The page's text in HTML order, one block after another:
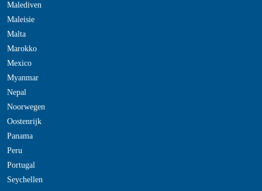
Malediven
Maleisie
Malta
Marokko
Mexico
Myanmar
Nepal
Noorwegen
Oostenrijk
Panama
Peru
Portugal
Seychellen